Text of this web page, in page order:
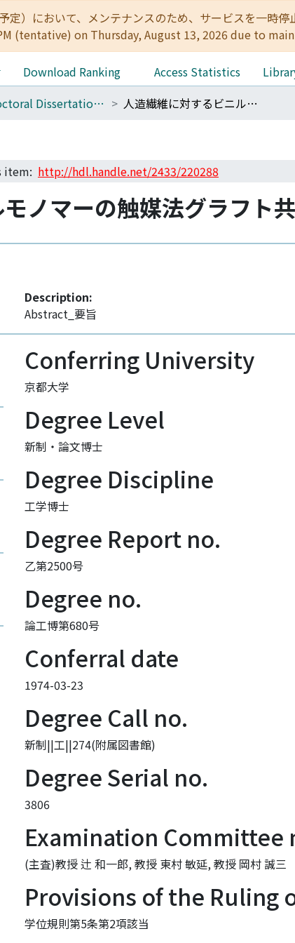
定）において、メンテナンスのため、サービスを一
(tentative) on Thursday, August 13, 2026 due to
Download Ranking Access Statistics
090 Doctoral Dissertation (Philosophy (Engineering)) 人造繊維に対するビニルモノマーの触媒法グラフト共重合に関する研究
item: http://hdl.handle.net/2433/220288
ノマーの触媒法グラフト
Description:
Abstract_要旨
Conferring University
京都大学
Degree Level
新制・論文博士
Degree Discipline
工学博士
Degree Report no.
乙第2500号
Degree no.
論工博第680号
Conferral date
1974-03-23
Degree Call no.
新制||工||274(附属図書館)
Degree Serial no.
3806
Examination Committee
(主査)教授 辻 和一郎, 教授 東村 敏延, 教授 岡村 誠三
Provisions of the Ruling
学位規則第5条第2項該当